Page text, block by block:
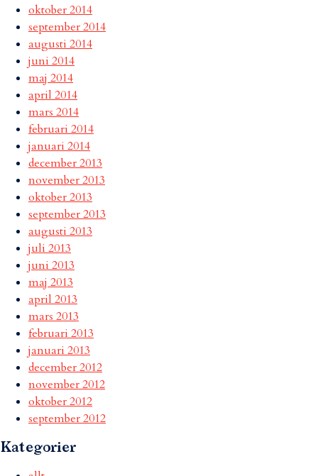
oktober 2014
september 2014
augusti 2014
juni 2014
maj 2014
april 2014
mars 2014
februari 2014
januari 2014
december 2013
november 2013
oktober 2013
september 2013
augusti 2013
juli 2013
juni 2013
maj 2013
april 2013
mars 2013
februari 2013
januari 2013
december 2012
november 2012
oktober 2012
september 2012
Kategorier